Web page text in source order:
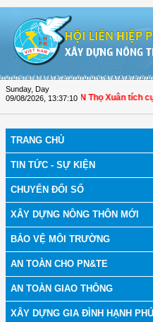
Sunday, Day
09/08/2026 13:37:11
Hóa: Hội LHPN Thọ Xuân tích cực
TRANG CHỦ
TIN TỨC - SỰ KIỆN
CHUYỂN ĐỔI SỐ
XÂY DỰNG NÔNG THÔN MỚI
BẢO VỆ MÔI TRƯỜNG
AN TOÀN CHO PN&TE
AN TOÀN GIAO THÔNG
XÂY DỰNG GIA ĐÌNH HẠNH